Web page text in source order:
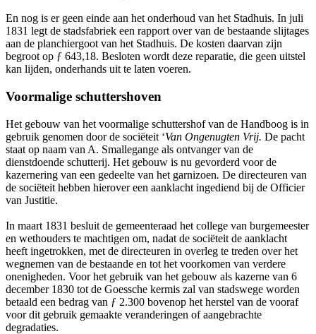
En nog is er geen einde aan het onderhoud van het Stadhuis. In juli
1831 legt de stadsfabriek een rapport over van de bestaande slijtages
aan de planchiergoot van het Stadhuis. De kosten daarvan zijn
begroot op ƒ 643,18. Besloten wordt deze reparatie, die geen uitstel
kan lijden, onderhands uit te laten voeren.
Voormalige schuttershoven
Het gebouw van het voormalige schuttershof van de Handboog is in
gebruik genomen door de sociëteit ‘Van Ongenugten Vrij. De pacht
staat op naam van A. Smallegange als ontvanger van de
dienstdoende schutterij. Het gebouw is nu gevorderd voor de
kazernering van een gedeelte van het garnizoen. De directeuren van
de sociëteit hebben hierover een aanklacht ingediend bij de Officier
van Justitie.
In maart 1831 besluit de gemeenteraad het college van burgemeester
en wethouders te machtigen om, nadat de sociëteit de aanklacht
heeft ingetrokken, met de directeuren in overleg te treden over het
wegnemen van de bestaande en tot het voorkomen van verdere
onenigheden. Voor het gebruik van het gebouw als kazerne van 6
december 1830 tot de Goessche kermis zal van stadswege worden
betaald een bedrag van ƒ 2.300 bovenop het herstel van de vooraf
voor dit gebruik gemaakte veranderingen of aangebrachte
degradaties.